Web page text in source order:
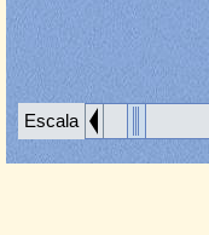
Escala